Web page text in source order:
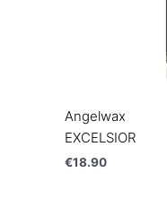
Angelwax
EXCELSIOR
€18.90